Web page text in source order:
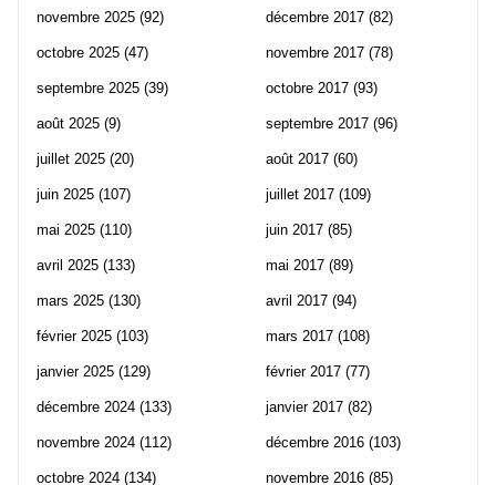
novembre 2025 (92)
octobre 2025 (47)
septembre 2025 (39)
août 2025 (9)
juillet 2025 (20)
juin 2025 (107)
mai 2025 (110)
avril 2025 (133)
mars 2025 (130)
février 2025 (103)
janvier 2025 (129)
décembre 2024 (133)
novembre 2024 (112)
octobre 2024 (134)
décembre 2017 (82)
novembre 2017 (78)
octobre 2017 (93)
septembre 2017 (96)
août 2017 (60)
juillet 2017 (109)
juin 2017 (85)
mai 2017 (89)
avril 2017 (94)
mars 2017 (108)
février 2017 (77)
janvier 2017 (82)
décembre 2016 (103)
novembre 2016 (85)